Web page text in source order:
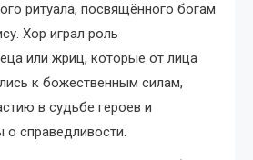
ритуала, посвящённого богам
Хор играл роль
или жриц, которые от лица
к божественным силам,
в судьбе героев и
справедливости.